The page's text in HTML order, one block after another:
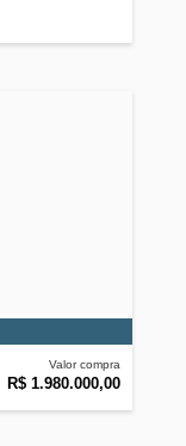
Valor compra
R$ 1.980.000,00